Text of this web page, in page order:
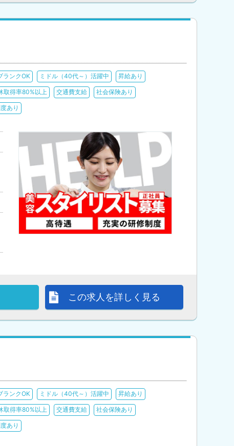
ランクOK ミドル（40代～）活躍中 昇給あり
取得率80%以上 交通費支給 社会保険あり
あり
この求人を詳しく見る
ランクOK ミドル（40代～）活躍中 昇給あり
取得率80%以上 交通費支給 社会保険あり
あり